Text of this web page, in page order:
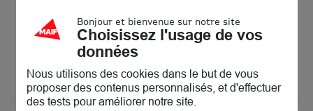
23.73 km
75015 Paris
Fermé actuellement
Prendre rendez-vous
Voir plus
Bonjour et bienvenue sur notre site
Choisissez l'usage de vos
données
Nous utilisons des cookies dans le but de vous
proposer des contenus personnalisés, et d'effectuer
des tests pour améliorer notre site.